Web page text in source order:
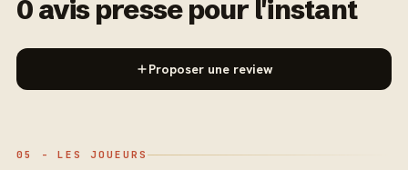
0 avis presse pour l'instant
Proposer une review
05 - LES JOUEURS